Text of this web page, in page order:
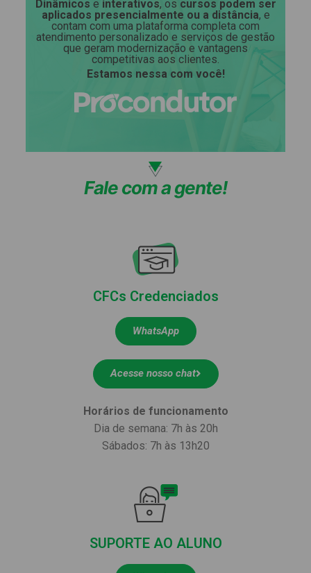
Dinâmicos e interativos, os cursos podem ser
aplicados presencialmente ou a distância, e
contam com uma plataforma completa com
atendimento personalizado e serviços de gestão
que geram modernização e vantagens
competitivas aos clientes.
Estamos nessa com você!
Fale com a gente!
CFCs Credenciados
WhatsApp
Acesse nosso chat
Horários de funcionamento
Dia de semana: 7h às 20h
Sábados: 7h às 13h20
SUPORTE AO ALUNO